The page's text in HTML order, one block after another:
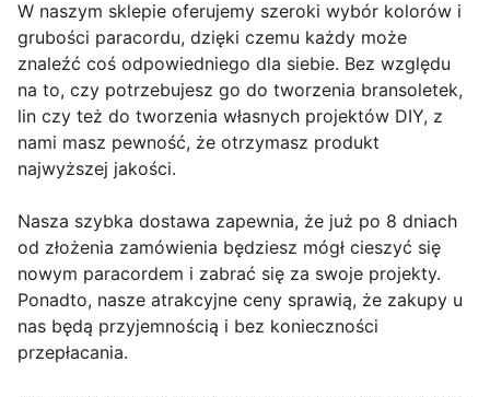
W naszym sklepie oferujemy szeroki wybór kolorów i
grubości paracordu, dzięki czemu każdy może
znaleźć coś odpowiedniego dla siebie. Bez względu
na to, czy potrzebujesz go do tworzenia bransoletek,
lin czy też do tworzenia własnych projektów DIY, z
nami masz pewność, że otrzymasz produkt
najwyższej jakości.
Nasza szybka dostawa zapewnia, że już po 8 dniach
od złożenia zamówienia będziesz mógł cieszyć się
nowym paracordem i zabrać się za swoje projekty.
Ponadto, nasze atrakcyjne ceny sprawią, że zakupy u
nas będą przyjemnością i bez konieczności
przepłacania.